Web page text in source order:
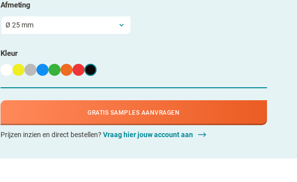
Afmeting
Kleur
GRATIS SAMPLES AANVRAGEN
Prijzen inzien en direct bestellen? Vraag hier jouw account aan